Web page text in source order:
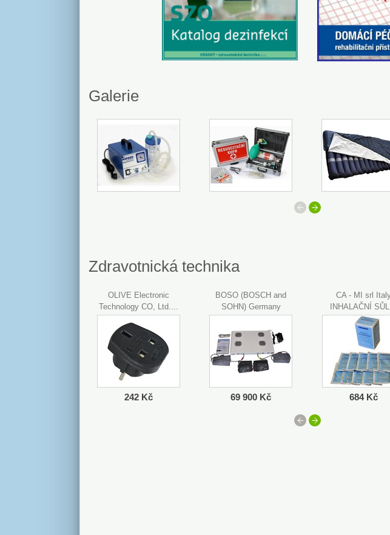
Galerie
předchozí
další
Zdravotnická technika
OLIVE Electronic
Technology CO, Ltd....
242 Kč
BOSO (BOSCH and
SOHN) Germany
BOSO...
69 900 Kč
CA - MI srl
INHALAČNÍ
684 Kč
< >